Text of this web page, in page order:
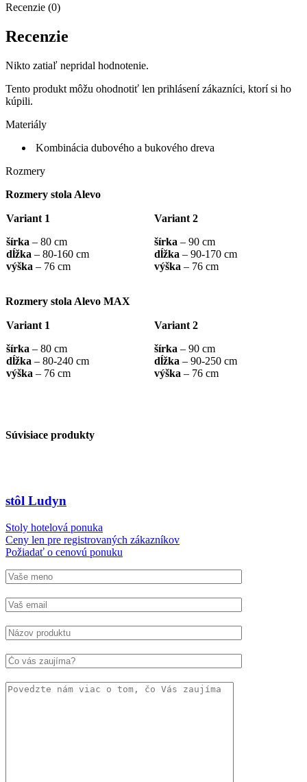
Recenzie (0)
Recenzie
Nikto zatiaľ nepridal hodnotenie.
Tento produkt môžu ohodnotiť len prihlásení zákazníci, ktorí si ho
kúpili.
Materiály
Kombinácia dubového a bukového dreva
Rozmery
Rozmery stola Alevo
Variant 1
šírka – 80 cm
dĺžka – 80-160 cm
výška – 76 cm
Variant 2
šírka – 90 cm
dĺžka – 90-170 cm
výška – 76 cm
Rozmery stola Alevo MAX
Variant 1
šírka – 80 cm
dĺžka – 80-240 cm
výška – 76 cm
Variant 2
šírka – 90 cm
dĺžka – 90-250 cm
výška – 76 cm
Súvisiace produkty
stôl Ludyn
Stoly hotelová ponuka
Ceny len pre registrovaných zákazníkov
Požiadať o cenovú ponuku